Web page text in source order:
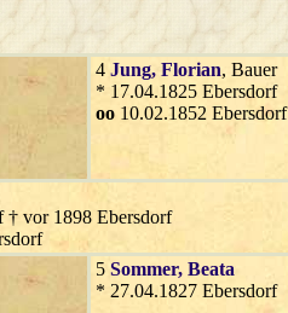
4 Jung, Florian, Bauer
* 17.04.1825 Ebersdorf
oo 10.02.1852 Ebersdorf
† vor 1898 Ebersdorf
5 Sommer, Beata
* 27.04.1827 Ebersdorf